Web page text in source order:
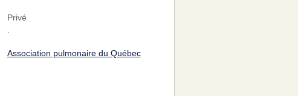
Privé
Association pulmonaire du Québec